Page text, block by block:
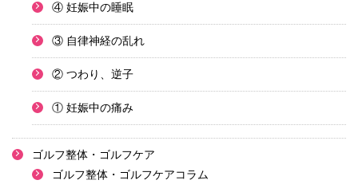
④ 妊娠中の睡眠
③ 自律神経の乱れ
② つわり、逆子
① 妊娠中の痛み
ゴルフ整体・ゴルフケア
ゴルフ整体・ゴルフケアコラム